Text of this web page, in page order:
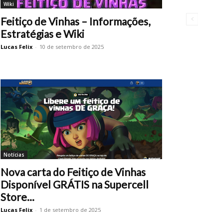
Wiki
Feitiço de Vinhas – Informações,
Estratégias e Wiki
Lucas Felix - 10 de setembro de 2025
Notícias
Nova carta do Feitiço de Vinhas
Disponível GRÁTIS na Supercell
Store...
Lucas Felix - 1 de setembro de 2025